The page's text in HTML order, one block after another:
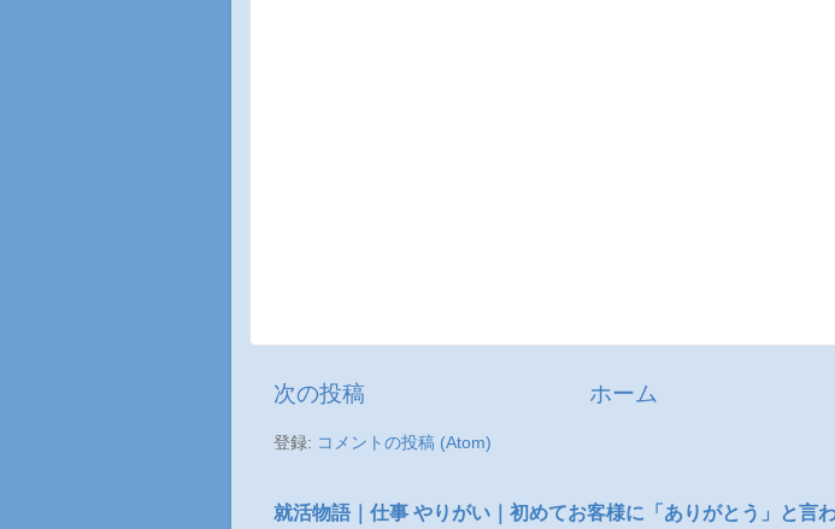
次の投稿 ホーム
登録: コメントの投稿 (Atom)
就活物語｜仕事 やりがい｜初めてお客様に「ありがとう」と言